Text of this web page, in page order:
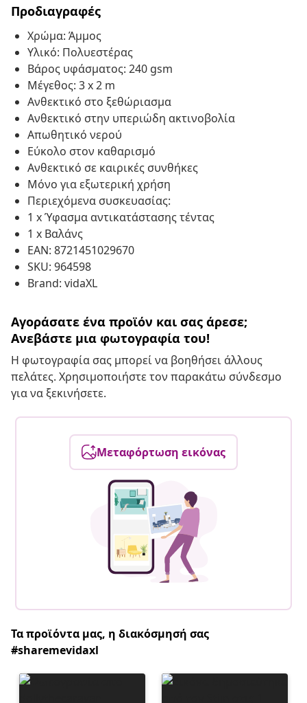
Προδιαγραφές
Χρώμα: Άμμος
Υλικό: Πολυεστέρας
Βάρος υφάσματος: 240 gsm
Μέγεθος: 3 x 2 m
Ανθεκτικό στο ξεθώριασμα
Ανθεκτικό στην υπεριώδη ακτινοβολία
Απωθητικό νερού
Εύκολο στον καθαρισμό
Ανθεκτικό σε καιρικές συνθήκες
Μόνο για εξωτερική χρήση
Περιεχόμενα συσκευασίας:
1 x Ύφασμα αντικατάστασης τέντας
1 x Βαλάνς
EAN: 8721451029670
SKU: 964598
Brand: vidaXL
Αγοράσατε ένα προϊόν και σας άρεσε;
Ανεβάστε μια φωτογραφία του!
Η φωτογραφία σας μπορεί να βοηθήσει άλλους
πελάτες. Χρησιμοποιήστε τον παρακάτω σύνδεσμο
για να ξεκινήσετε.
Μεταφόρτωση εικόνας
Τα προϊόντα μας, η διακόσμησή σας
#sharemevidaxl